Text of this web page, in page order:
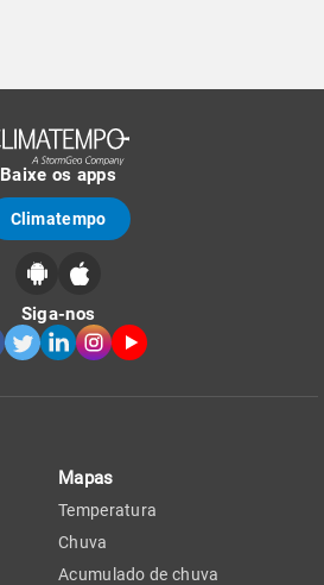
Baixe os apps
Climatempo
Siga-nos
Mapas
Temperatura
Chuva
Acumulado de chuva